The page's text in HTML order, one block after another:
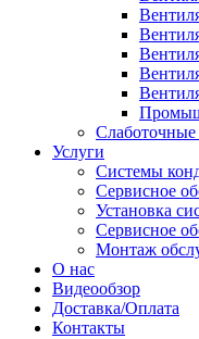
Услуги
Системы
Сервисное
Установка
Сервисное
Монтаж
О нас
Видеообзор
Доставка/Оплата
Контакты